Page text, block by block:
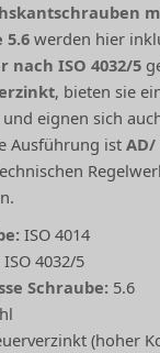
5.6werden hier
nach ISO 4032/5
, bieten sie
eignen sich
Ausführung istAD/
ISO 4014
ISO 4032/5
Schraube: 5.6
(hoher